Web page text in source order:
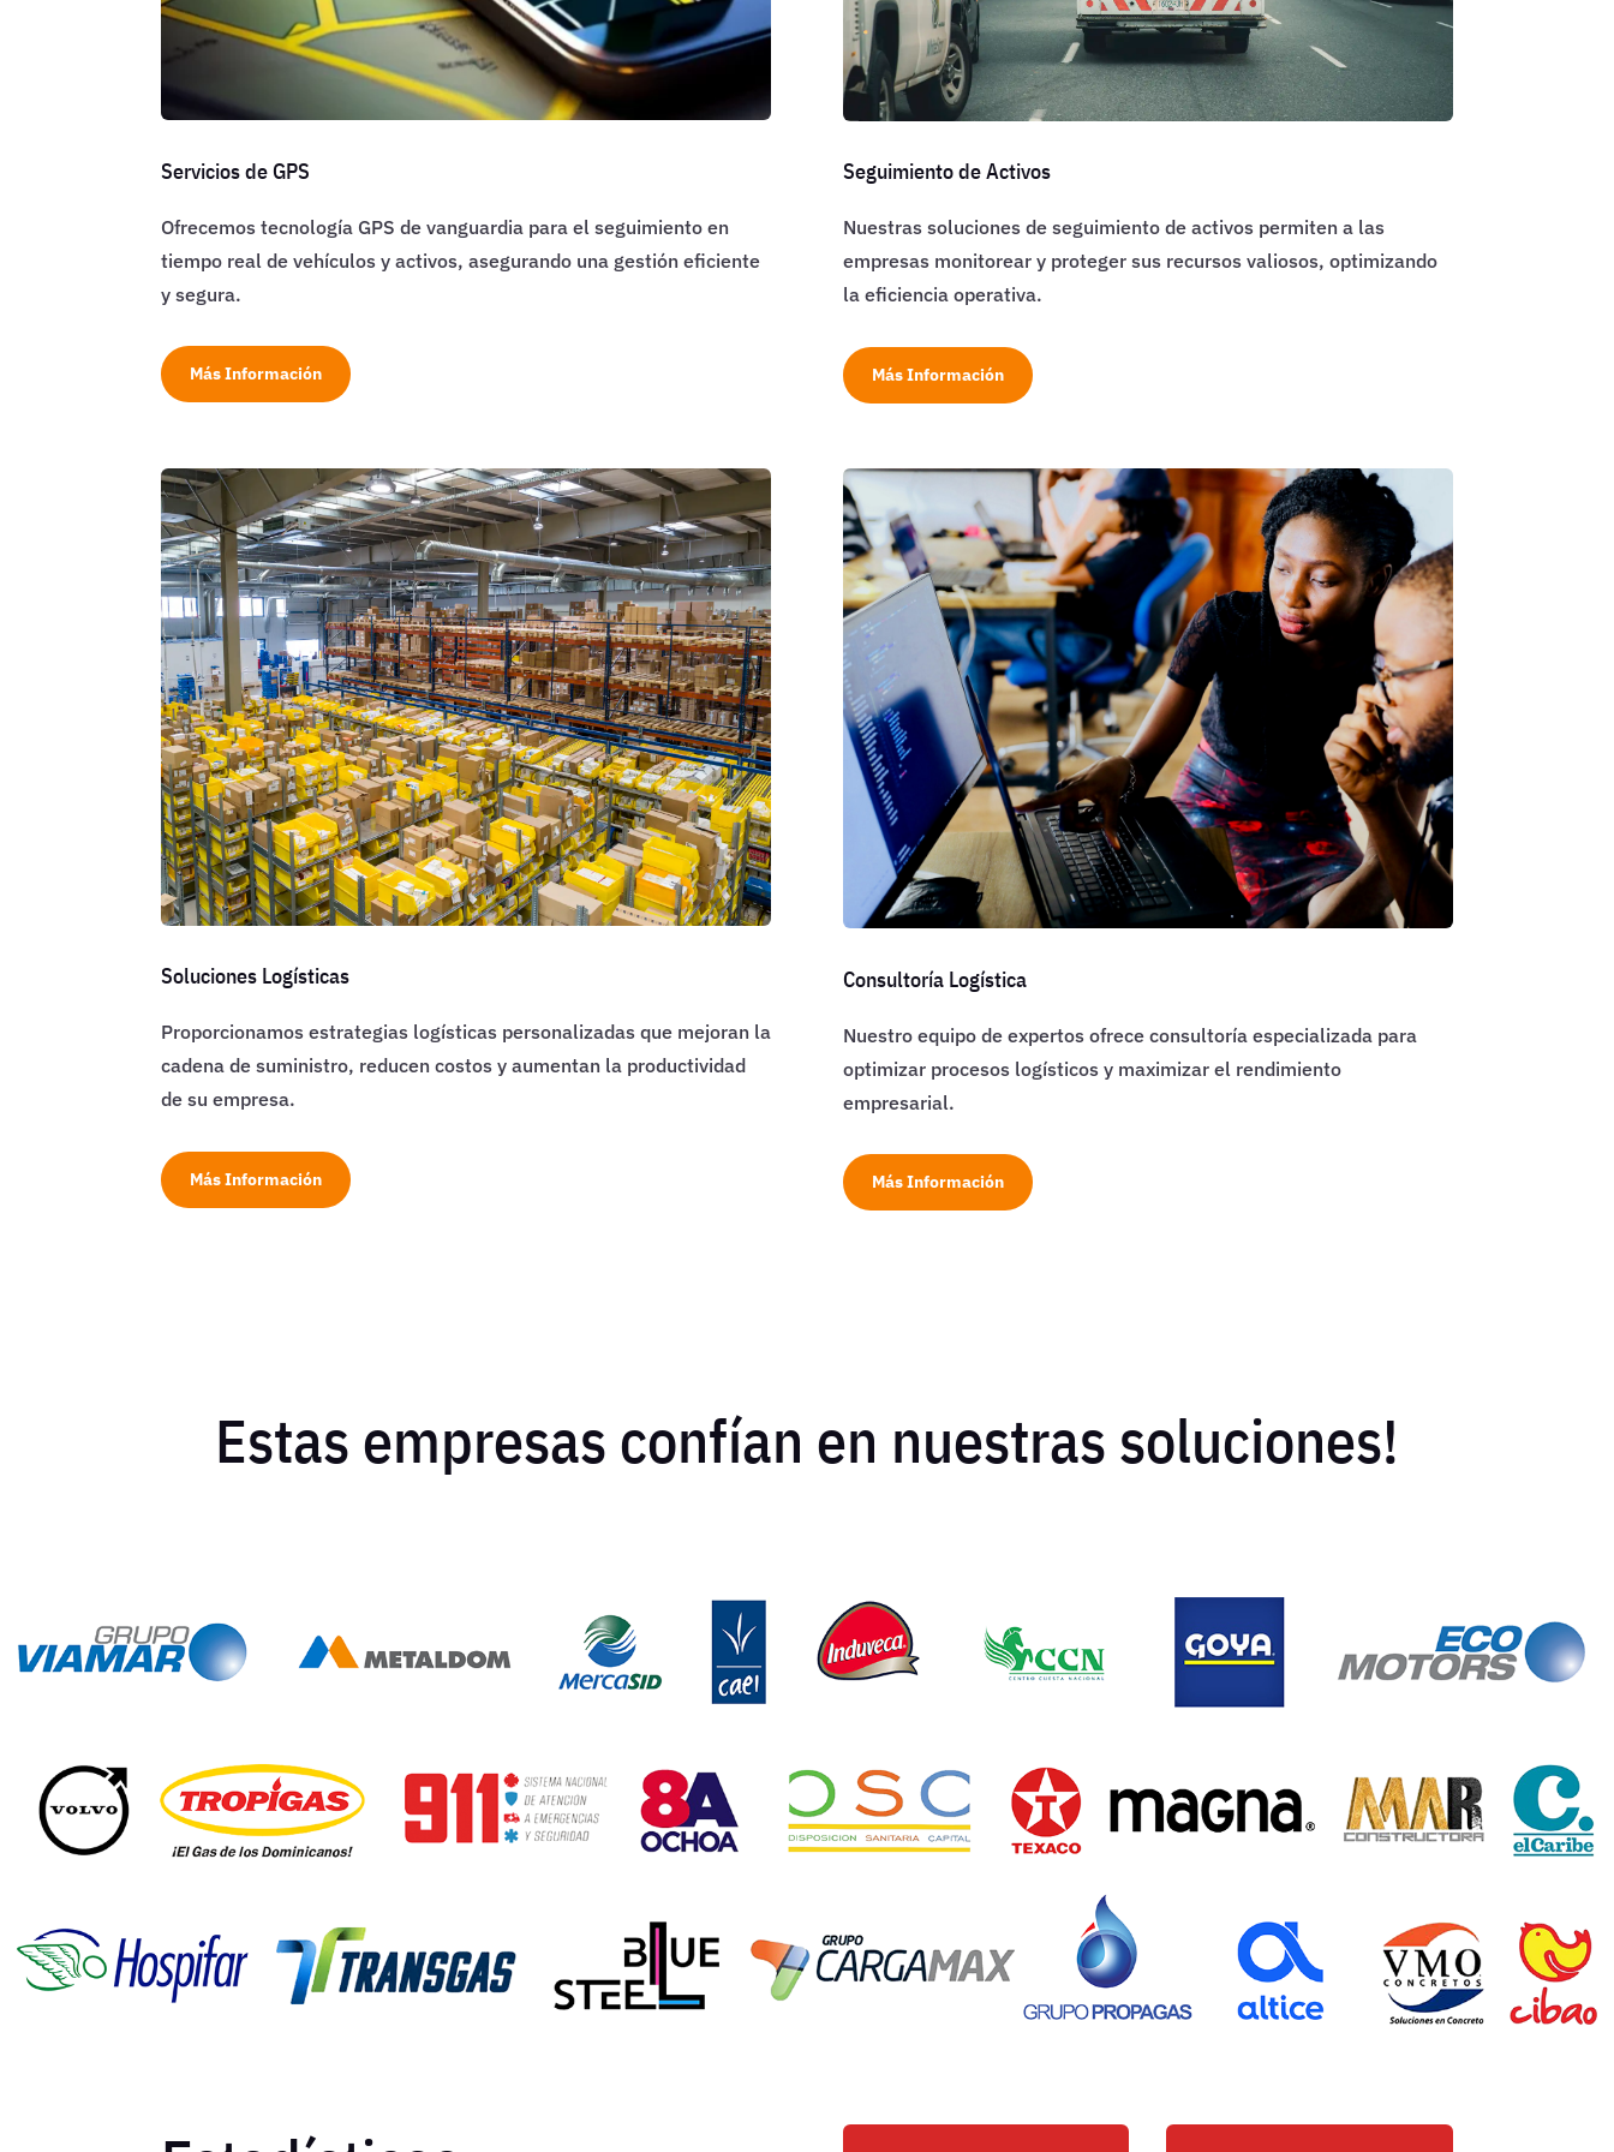
Servicios de GPS
Ofrecemos tecnología GPS de vanguardia para el seguimiento en
tiempo real de vehículos y activos, asegurando una gestión eficiente
y segura.
Más Información
Seguimiento de Activos
Nuestras soluciones de seguimiento de activos permiten a las
empresas monitorear y proteger sus recursos valiosos, optimizando
la eficiencia operativa.
Más Información
Soluciones Logísticas
Proporcionamos estrategias logísticas personalizadas que mejoran la
cadena de suministro, reducen costos y aumentan la productividad
de su empresa.
Más Información
Consultoría Logística
Nuestro equipo de expertos ofrece consultoría especializada para
optimizar procesos logísticos y maximizar el rendimiento
empresarial.
Más Información
Estas empresas confían en nuestras soluciones!